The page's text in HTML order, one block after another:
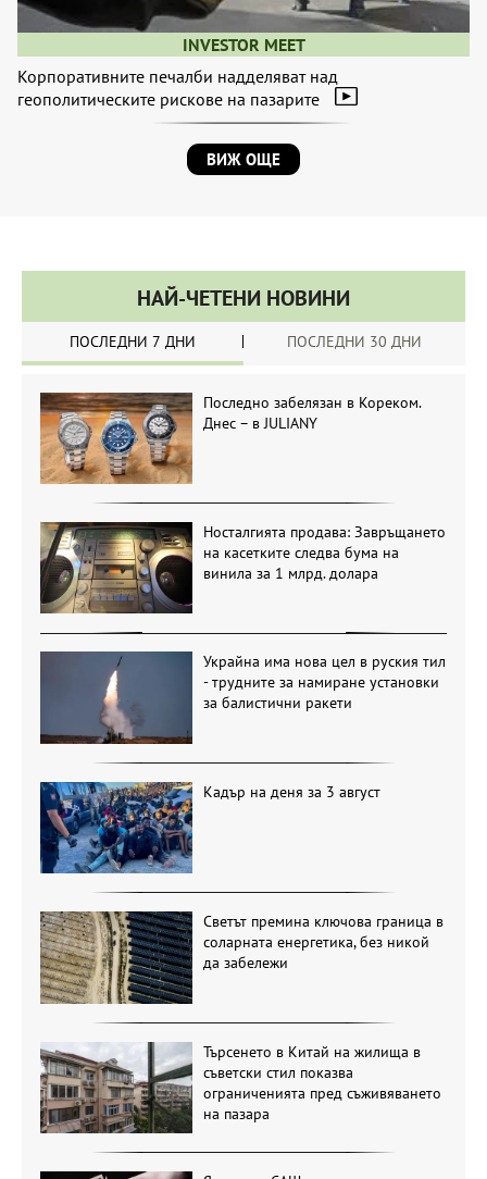
INVESTOR MEET
Корпоративните печалби надделяват над
геополитическите рискове на пазарите
ВИЖ ОЩЕ
НАЙ-ЧЕТЕНИ НОВИНИ
ПОСЛЕДНИ 7 ДНИ ПОСЛЕДНИ 30 ДНИ
Последно забелязан в Кореком.
Днес – в JULIANY
Носталгията продава: Завръщането
на касетките следва бума на
винила за 1 млрд. долара
Украйна има нова цел в руския тил
- трудните за намиране установки
за балистични ракети
Кадър на деня за 3 август
Светът премина ключова граница в
соларната енергетика, без никой
да забележи
Търсенето в Китай на жилища в
съветски стил показва
ограниченията пред съживяването
на пазара